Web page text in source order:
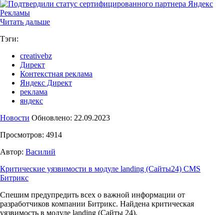
Читать дальше
Тэги:
creativebz
Директ
Контекстная реклама
Яндекс Директ
реклама
яндекс
Новости Обновлено: 22.09.2023
Просмотров: 4914
Автор: Василий
Критические уязвимости в модуле landing (Сайты24) CMS
Битрикс
Спешим предупредить всех о важной информации от
разработчиков компании Битрикс. Найдена критическая
уязвимость в модуле landing (Сайты 24).